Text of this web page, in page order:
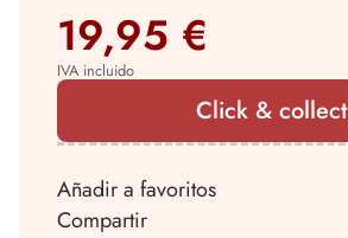
19,95 €
IVA incluido
Click & collect
Añadir a favoritos
Compartir